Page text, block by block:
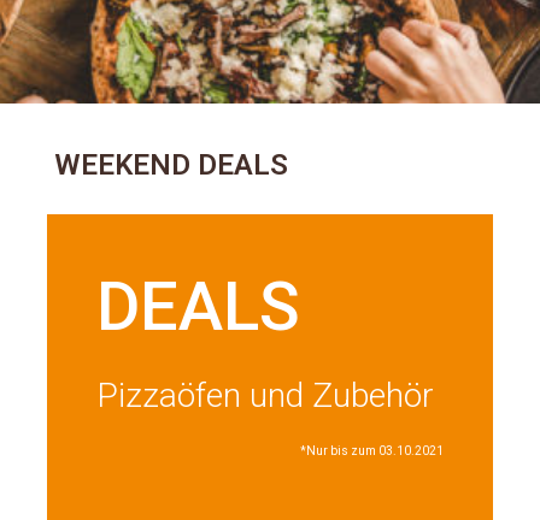
WEEKEND DEALS
DEALS
Pizzaöfen und Zubehör
*Nur bis zum 03.10.2021